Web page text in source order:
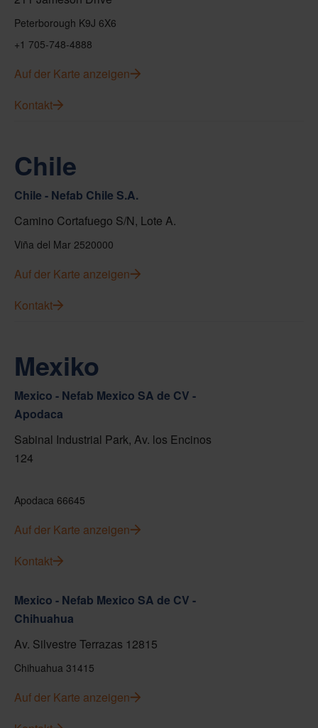
Peterborough K9J 6X6
+1 705-748-4888
Auf der Karte anzeigen
Kontakt
Chile
Chile - Nefab Chile S.A.
Camino Cortafuego S/N, Lote A.
Viña del Mar 2520000
Auf der Karte anzeigen
Kontakt
Mexiko
Mexico - Nefab Mexico SA de CV -
Apodaca
Sabinal Industrial Park, Av. los Encinos
124
Apodaca 66645
Auf der Karte anzeigen
Kontakt
Mexico - Nefab Mexico SA de CV -
Chihuahua
Av. Silvestre Terrazas 12815
Chihuahua 31415
Auf der Karte anzeigen